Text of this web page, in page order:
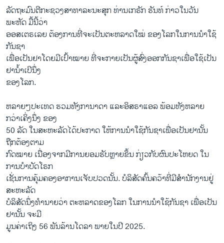
ລັດຖະມົນຕີກະຊວງສາທາລະນະສຸກ ທ່ານເກຣັກ ຮັນທ໌ ກ່າວໃນວັນ
ພະຫັດ ມື້ນີ້ວ່າ
ອອສເຕຣເລຍ ຕ້ອງການທີ່ຈະເປັນຕະຫລາດໃໝ່ ຂອງໂລກໃນການນຳໃຊ້
ກັນຊາ
ເພື່ອເປັນຢາໂດຍມີເປົ້າໝາຍ ທີ່ຈະກາຍເປັນຜູ້ສົ່ງອອກກັນຊາເພື່ອໃຊ້ເປັນ
ຢານ້ຳເບີນຶ່ງ
ຂອງໂລກ.
ຫລາຍໆປະເທດ ຮວມທັງການາດາ ແລະອິສຣາແອລ ພ້ອມທັງຫລາຍ
ກວ່າເຄິ່ງນຶ່ງ ຂອງ
50 ລັດ ໃນສະຫະລັດໄດ້ປະກາດ ໃຫ້ການນຳໃຊ້ກັນຊາເພື່ອເປັນຢານັ້ນ
ຖືກຕ້ອງຕາມ
ກົດໝາຍ ເນື່ອງຈາກມີການຍອມຮັບຫຼາຍຂຶ້ນ ກ່ຽວກັບຜົນປະໂຫຍດ ໃນ
ການບຳບັດໂຣກ
ເຊັ່ນການຄຸ້ມຄອງອາການເຈັບປວດນັ້ນ. ບໍລິສັດຄົ້ນຄວ້າທີ່ມີສຳນັກງານຢູ່
ສະຫະລັດ
ບໍລິສັດນຶ່ງ​ທຳນາຍວ່າ ຕະຫລາດຂອງໂລກ ໃນການນຳໃຊ້ກັນຊາ ເພື່ອເປັນ
ຢານັ້ນ ຈະມີ
ມູນຄ່າເຖິງ 56 ພັນລ້ານໂດລາ ພາຍໃນປີ 2025.